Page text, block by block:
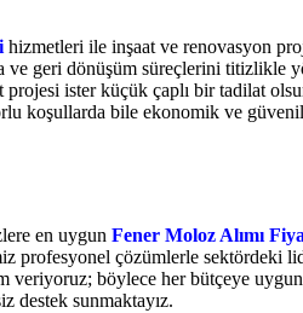
hizmetleri ile inşaat ve renovasyon
ve geri dönüşüm süreçlerini
ister küçük çaplı bir tadilat
koşullarda bile ekonomik ve
en uygun Fener Moloz Alımı
profesyonel çözümlerle
böylece her bütçeye
destek sunmaktayız.